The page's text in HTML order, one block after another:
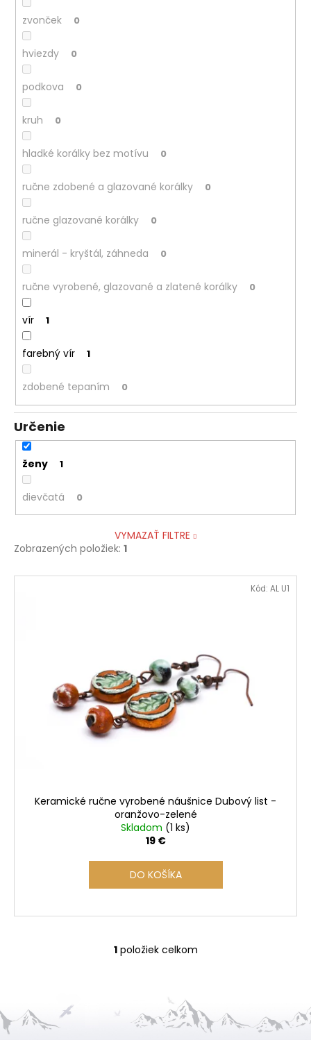
zvonček 0
hviezdy 0
podkova 0
kruh 0
hladké korálky bez motívu 0
ručne zdobené a glazované korálky 0
ručne glazované korálky 0
minerál - kryštál, záhneda 0
ručne vyrobené, glazované a zlatené korálky 0
vír 1
farebný vír 1
zdobené tepaním 0
Určenie
ženy 1
dievčatá 0
VYMAZAŤ FILTRE
Zobrazených položiek: 1
V
Keramické ručne vyrobené náušnice Dubový list -
oranžovo-zelené
Skladom (1 ks)
19 €
DO KOŠÍKA
Kód: AL U1
O
d
1položiek celkom